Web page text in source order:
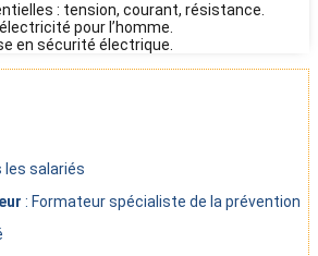
: tension, courant, résistance.
pour l’homme.
en sécurité électrique.
les salariés
: Formateur spécialiste de la prévention